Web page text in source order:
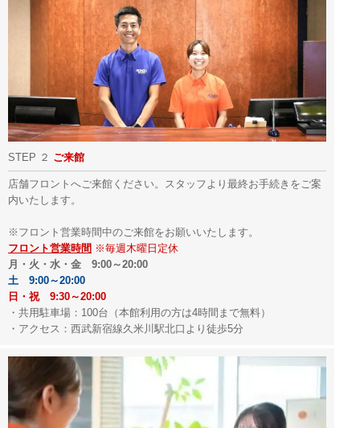
STEP ２ ご来館
店舗フロントへご来館ください。スタッフより最終お手続きをご案
内いたします。
※フロント営業時間中のご来館をお願いいたします。
フロント営業時間 ※毎週木曜日定休
月・火・水・金 9:00～20:00
土 9:00～20:00
日・祝 9:30～20:00
・共用駐車場：100台（本館利用の方は4時間まで無料）
・アクセス：西武新宿線久米川駅北口より徒歩5分